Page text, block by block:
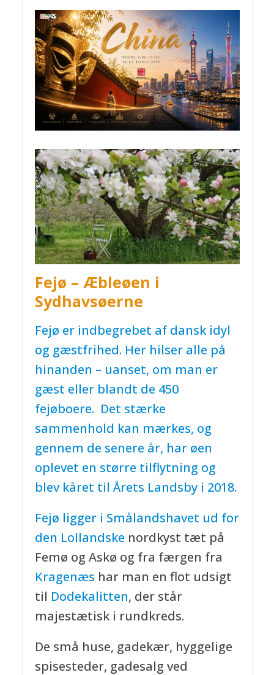
Fejø – Æbleøen i
Sydhavsøerne
Fejø er indbegrebet af dansk idyl
og gæstfrihed. Her hilser alle på
hinanden – uanset, om man er
gæst eller blandt de 450
fejøboere. Det stærke
sammenhold kan mærkes, og
gennem de senere år, har øen
oplevet en større tilflytning og
blev kåret til Årets Landsby i 2018.
Fejø ligger i Smålandshavet ud for
den Lollandske nordkyst tæt på
Femø og Askø og fra færgen fra
Kragenæs har man en flot udsigt
til Dodekalitten, der står
majestætisk i rundkreds.
De små huse, gadekær, hyggelige
spisesteder, gadesalg ved